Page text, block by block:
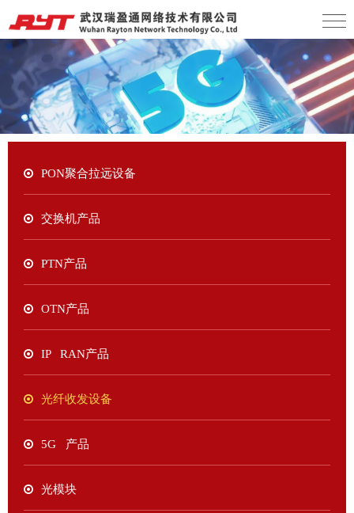
PON聚合拉远设备
交换机产品
PTN产品
OTN产品
IP RAN产品
光纤收发设备
5G 产品
光模块